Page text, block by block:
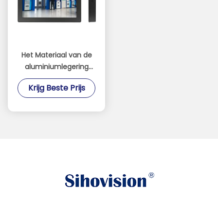
Het Materiaal van de
aluminiumlegering
bedde
Aanrakingscomité PC1
Krijg Beste Prijs